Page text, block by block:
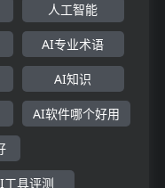
人工智能
AI专业术语
AI知识
AI软件哪个好用
工具评测